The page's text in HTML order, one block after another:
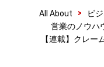
All About > ビ
営業のノウハ
【連載】クレ